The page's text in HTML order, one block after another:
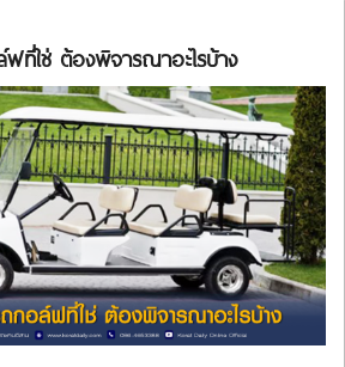
ที่ใช่ ต้องพิจารณาอะไรบ้าง